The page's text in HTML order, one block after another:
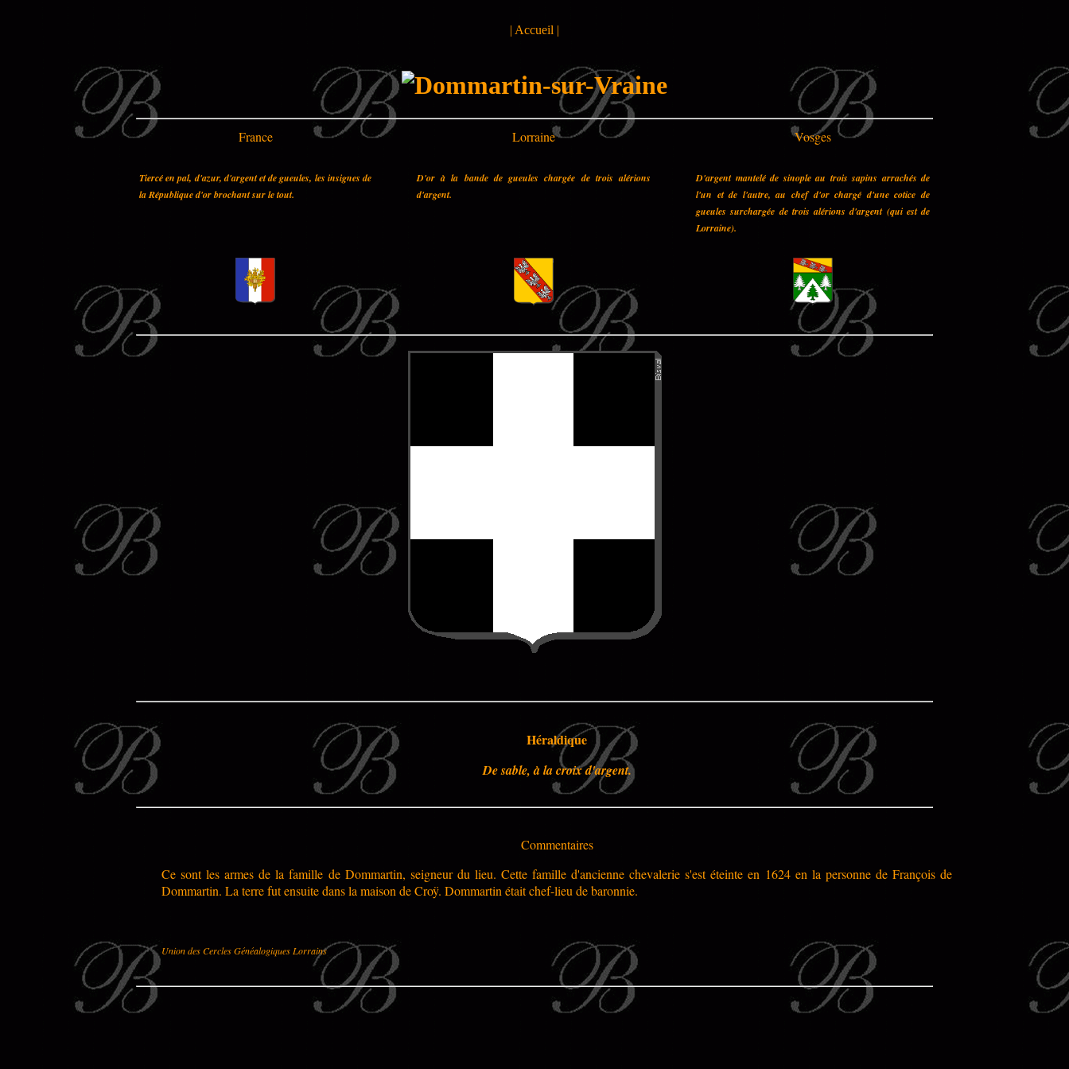
| Accueil |
France Lorraine Vosges
Tiercé en pal, d'azur, d'argent et de gueules, les insignes de
la République d'or brochant sur le tout.
D'or à la bande de gueules chargée de trois alérions
d'argent.
D'argent mantelé de sinople au trois sapins arrachés de
l'un et de l'autre, au chef d'or chargé d'une cotice de
gueules surchargée de trois alérions d'argent (qui est de
Lorraine).
Héraldique
De sable, à la croix d'argent.
Commentaires
Ce sont les armes de la famille de Dommartin, seigneur du lieu. Cette famille d'ancienne chevalerie s'est éteinte en 1624 en la personne de François de
Dommartin. La terre fut ensuite dans la maison de Croÿ. Dommartin était chef-lieu de baronnie.
Union des Cercles Généalogiques Lorrains